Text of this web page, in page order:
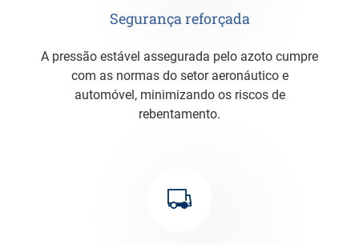
Segurança reforçada
A pressão estável assegurada pelo azoto cumpre
com as normas do setor aeronáutico e
automóvel, minimizando os riscos de
rebentamento.